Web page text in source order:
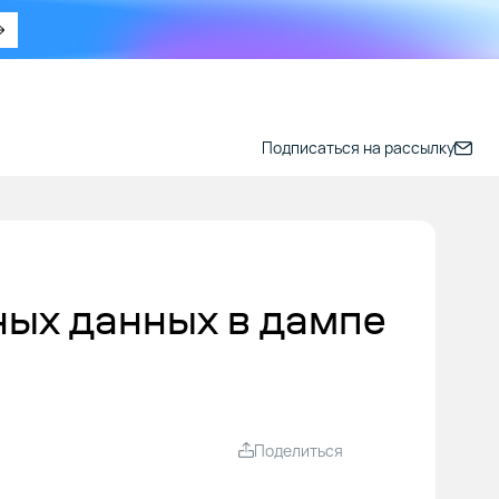
Подписаться на рассылку
данных в дампе
Поделиться